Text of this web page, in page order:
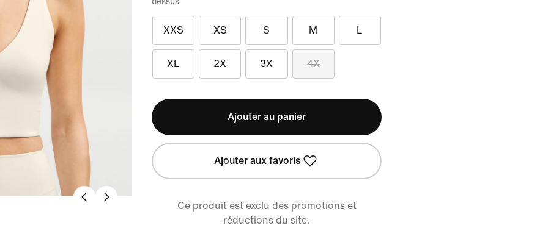
XXS XS S M L
XL 2X 3X 4X
Ajouter au panier
Ajouter aux favoris
Ce produit est exclu des promotions et
réductions du site.